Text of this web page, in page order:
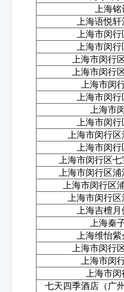
上海铭
上海语悦轩
上海市闵
上海市闵
上海市闵行
上海市闵行
上海市闵
上海市闵
上海市
上海市闵
上海市闵行
上海市闵
上海市闵行区
上海市闵行区
上海市闵行区
上海市闵行
上海吉檀月
上海秦
上海维怡紫
上海市闵行
上海市闵
上海市
七天四季酒店（广